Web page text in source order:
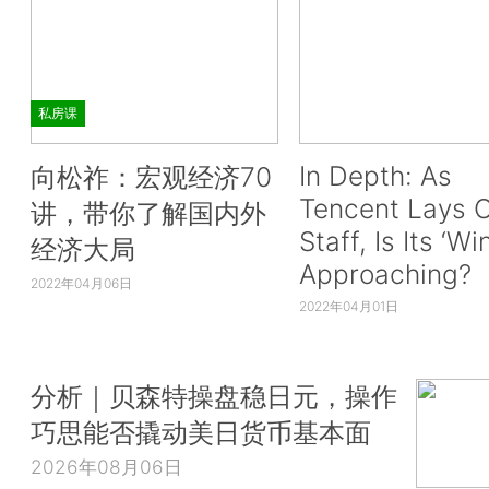
私房课
向松祚：宏观经济70
讲，带你了解国内外
经济大局
2022年04月06日
In Depth: As
Tencent Lays
Staff, Is Its
Approaching?
2022年04月01日
分析｜贝森特操盘稳日元，操作
巧思能否撬动美日货币基本面
2026年08月06日